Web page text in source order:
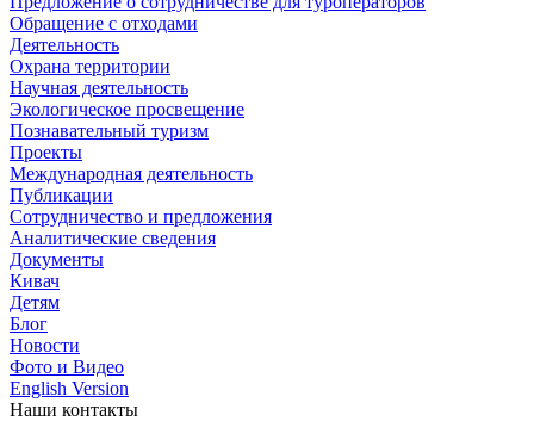
Обращение с отходами
Деятельность
Охрана территории
Научная деятельность
Экологическое просвещение
Познавательный туризм
Проекты
Международная деятельность
Публикации
Сотрудничество и предложения
Аналитические сведения
Документы
Кивач
Детям
Блог
Новости
Фото и Видео
English Version
Наши контакты